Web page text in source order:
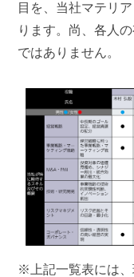
目を、当社マテリ
ります。尚、各人
ではありません。
※上記一覧表には、